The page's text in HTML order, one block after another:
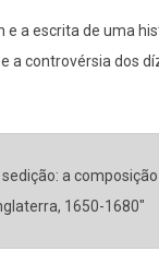
e a escrita de uma
a controvérsia dos
a
1650-1680"